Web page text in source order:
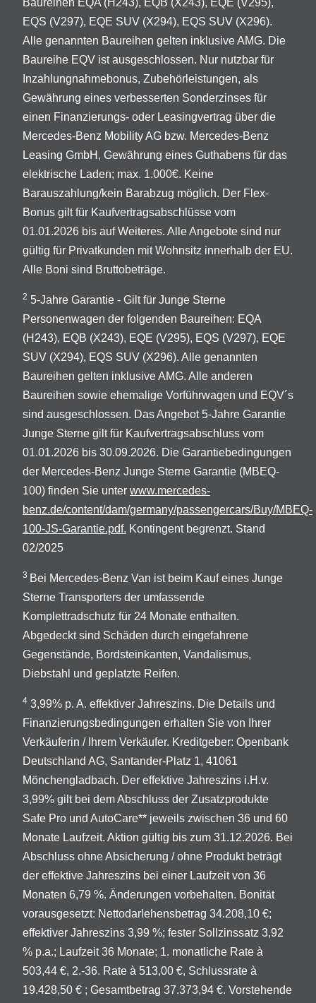
Baureihen EQA (H243), EQB (X243), EQE (V295),
EQS (V297), EQE SUV (X294), EQS SUV (X296).
Alle genannten Baureihen gelten inklusive AMG. Die
Baureihe EQV ist ausgeschlossen. Nur nutzbar für
Inzahlungnahmebonus, Zubehörleistungen, als
Gewährung eines verbesserten Sonderzinses für
einen Finanzierungs- oder Leasingvertrag über die
Mercedes-Benz Mobility AG bzw. Mercedes-Benz
Leasing GmbH, Gewährung eines Guthabens für das
elektrische Laden; max. 1.000€. Keine
Barauszahlung/kein Barabzug möglich. Der Flex-
Bonus gilt für Kaufvertragsabschlüsse vom
01.01.2026 bis auf Weiteres. Alle Angebote sind nur
gültig für Privatkunden mit Wohnsitz innerhalb der EU.
Alle Boni sind Bruttobeträge.
2 5-Jahre Garantie - Gilt für Junge Sterne
Personenwagen der folgenden Baureihen: EQA
(H243), EQB (X243), EQE (V295), EQS (V297), EQE
SUV (X294), EQS SUV (X296). Alle genannten
Baureihen gelten inklusive AMG. Alle anderen
Baureihen sowie ehemalige Vorführwagen und EQV´s
sind ausgeschlossen. Das Angebot 5-Jahre Garantie
Junge Sterne gilt für Kaufvertragsabschluss vom
01.01.2026 bis 30.09.2026. Die Garantiebedingungen
der Mercedes-Benz Junge Sterne Garantie (MBEQ-
100) finden Sie unter www.mercedes-
benz.de/content/dam/germany/passengercars/Buy/MBEQ-
100-JS-Garantie.pdf. Kontingent begrenzt. Stand
02/2025
3 Bei Mercedes-Benz Van ist beim Kauf eines Junge
Sterne Transporters der umfassende
Komplettradschutz für 24 Monate enthalten.
Abgedeckt sind Schäden durch eingefahrene
Gegenstände, Bordsteinkanten, Vandalismus,
Diebstahl und geplatzte Reifen.
4 3,99% p. A. effektiver Jahreszins. Die Details und
Finanzierungsbedingungen erhalten Sie von Ihrer
Verkäuferin / Ihrem Verkäufer. Kreditgeber: Openbank
Deutschland AG, Santander-Platz 1, 41061
Mönchengladbach. Der effektive Jahreszins i.H.v.
3,99% gilt bei dem Abschluss der Zusatzprodukte
Safe Pro und AutoCare** jeweils zwischen 36 und 60
Monate Laufzeit. Aktion gültig bis zum 31.12.2026. Bei
Abschluss ohne Absicherung / ohne Produkt beträgt
der effektive Jahreszins bei einer Laufzeit von 36
Monaten 6,79 %. Änderungen vorbehalten. Bonität
vorausgesetzt: Nettodarlehensbetrag 34.208,10 €;
effektiver Jahreszins 3,99 %; fester Sollzinssatz 3,92
% p.a.; Laufzeit 36 Monate; 1. monatliche Rate à
503,44 €, 2.-36. Rate à 513,00 €, Schlussrate à
19.428,50 € ; Gesamtbetrag 37.373,94 €. Vorstehende